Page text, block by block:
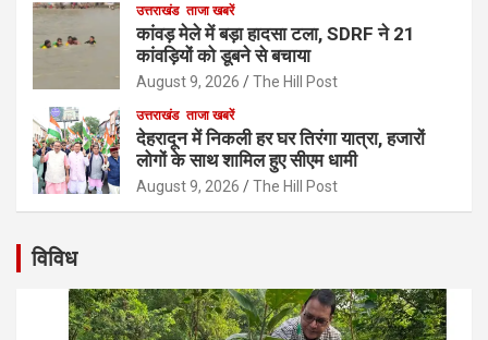
उत्तराखंड ताजा खबरें
कांवड़ मेले में बड़ा हादसा टला, SDRF ने 21
कांवड़ियों को डूबने से बचाया
August 9, 2026 The Hill Post
उत्तराखंड ताजा खबरें
देहरादून में निकली हर घर तिरंगा यात्रा, हजारों
लोगों के साथ शामिल हुए सीएम धामी
August 9, 2026 The Hill Post
विविध